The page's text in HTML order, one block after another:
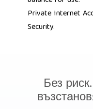
Private Internet
Security.
Без